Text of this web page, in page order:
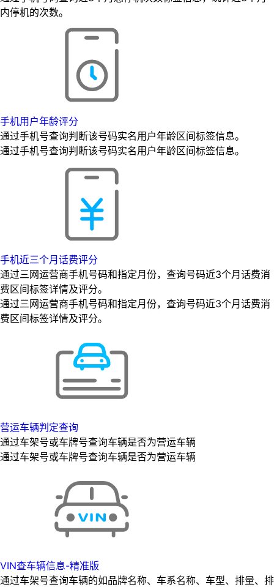
内停机的次数。
手机用户年龄评分
通过手机号查询判断该号码实名用户年龄区间标签信息。
通过手机号查询判断该号码实名用户年龄区间标签信息。
手机近三个月话费评分
通过三网运营商手机号码和指定月份，查询号码近3个月话费消
费区间标签详情及评分。
通过三网运营商手机号码和指定月份，查询号码近3个月话费消
费区间标签详情及评分。
营运车辆判定查询
通过车架号或车牌号查询车辆是否为营运车辆
通过车架号或车牌号查询车辆是否为营运车辆
VIN查车辆信息-精准版
通过车架号查询车辆的如品牌名称、车系名称、车型、排量、排